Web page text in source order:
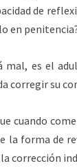
de
en
mal, es el
corregir su
cuando
forma de
corrección